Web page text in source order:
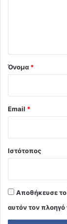
Όνομα *
Email *
Ιστότοπος
Αποθήκευσε το
αυτόν τον